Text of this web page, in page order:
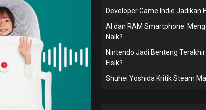
Developer Game Indie Jadikan
AI dan RAM Smartphone:
Naik?
Nintendo Jadi Benteng
Fisik?
Shuhei Yoshida Kritik Steam